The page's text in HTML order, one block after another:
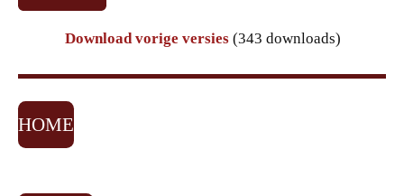
Download vorige versies (343 downloads)
HOME